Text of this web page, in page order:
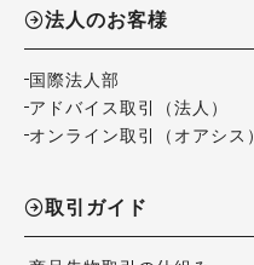
法人のお客様
国際法人部
アドバイス取引（法人）
オンライン取引（オアシス）
取引ガイド